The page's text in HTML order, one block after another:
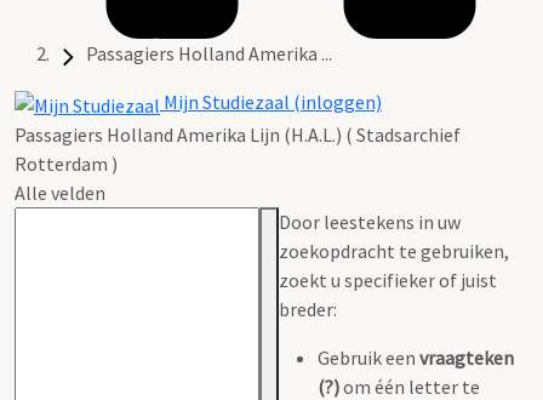
Passagiers Holland Amerika ...
Mijn Studiezaal (inloggen)
Passagiers Holland Amerika Lijn (H.A.L.) ( Stadsarchief
Rotterdam )
Alle velden
Door leestekens in uw
zoekopdracht te gebruiken,
zoekt u specifieker of juist
breder:
Gebruik een vraagteken
(?)om één letter te